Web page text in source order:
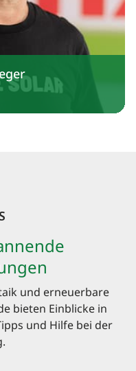
und erneuerbare
bieten Einblicke in
und Hilfe bei der